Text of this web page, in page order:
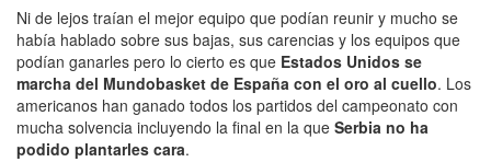
Ni de lejos traían el mejor equipo que podían reunir y mucho se
había hablado sobre sus bajas, sus carencias y los equipos que
podían ganarles pero lo cierto es que Estados Unidos se
marcha del Mundobasket de España con el oro al cuello. Los
americanos han ganado todos los partidos del campeonato con
mucha solvencia incluyendo la final en la que Serbia no ha
podido plantarles cara.